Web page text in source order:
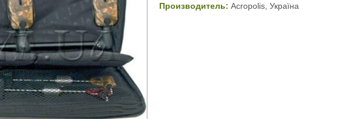
Производитель: Acropolis, Україна